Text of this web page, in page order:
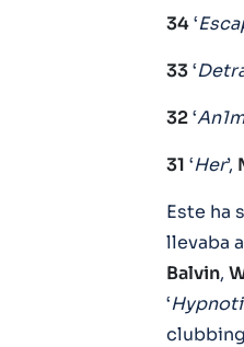
34‘
33‘
32‘
31 ‘Her’,
Este ha
llevaba a
Balvin,
‘